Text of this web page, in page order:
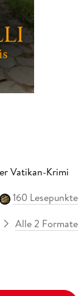
Vatikan-Krimi
160 Lesepunkte
Alle 2 Formate